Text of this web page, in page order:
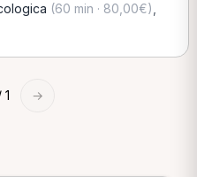
(60 min · 80,00€)
1 →